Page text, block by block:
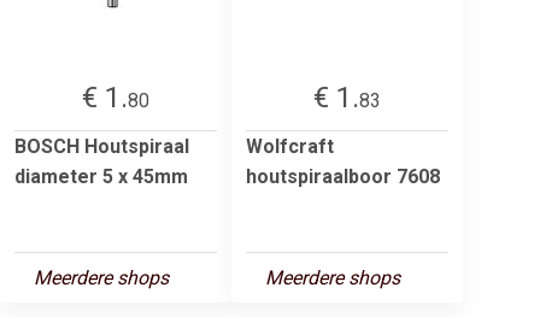
€ 1.80
BOSCH Houtspiraal
diameter 5 x 45mm
Meerdere shops
€ 1.83
Wolfcraft
houtspiraalboor 7608
Meerdere shops